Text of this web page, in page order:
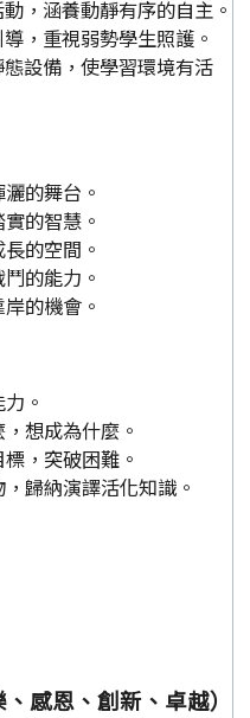
，涵養動靜有序的自主。
，重視弱勢學生照護。
設備，使學習環境有活
的舞台。
的智慧。
的空間。
的能力。
的機會。
。
想成為什麼。
，突破困難。
歸納演譯活化知識。
感恩、創新、卓越）